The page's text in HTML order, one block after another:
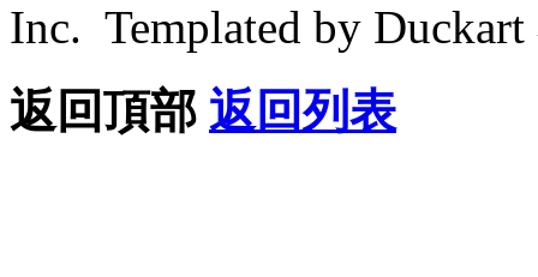
Inc. Templated by
返回頂部 返回列表